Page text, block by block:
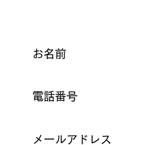
お名前
電話番号
メールアドレス